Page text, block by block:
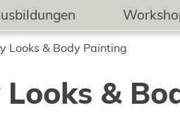
Looks & Body Painting
&